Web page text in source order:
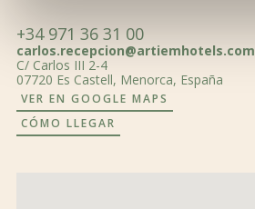
+34 971 36 31 00
carlos.recepcion@artiemhotels.com
C/ Carlos III 2-4
07720 Es Castell, Menorca, España
VER EN GOOGLE MAPS
CÓMO LLEGAR